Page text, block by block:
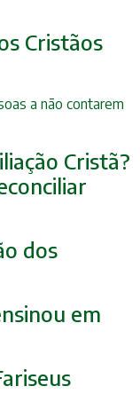
Cristãos
a não contarem
Cristã?
dos
em